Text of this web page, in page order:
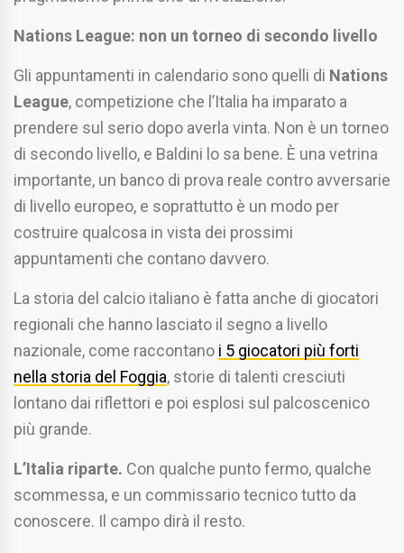
Nations League: non un torneo di secondo livello
Gli appuntamenti in calendario sono quelli di Nations
League, competizione che l’Italia ha imparato a
prendere sul serio dopo averla vinta. Non è un torneo
di secondo livello, e Baldini lo sa bene. È una vetrina
importante, un banco di prova reale contro avversarie
di livello europeo, e soprattutto è un modo per
costruire qualcosa in vista dei prossimi
appuntamenti che contano davvero.
La storia del calcio italiano è fatta anche di giocatori
regionali che hanno lasciato il segno a livello
nazionale, come raccontano i 5 giocatori più forti
nella storia del Foggia, storie di talenti cresciuti
lontano dai riflettori e poi esplosi sul palcoscenico
più grande.
L’Italia riparte. Con qualche punto fermo, qualche
scommessa, e un commissario tecnico tutto da
conoscere. Il campo dirà il resto.